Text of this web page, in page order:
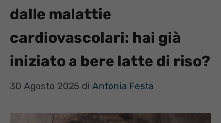
dalle malattie
cardiovascolari: hai già
iniziato a bere latte di riso?
30 Agosto 2025 di Antonia Festa